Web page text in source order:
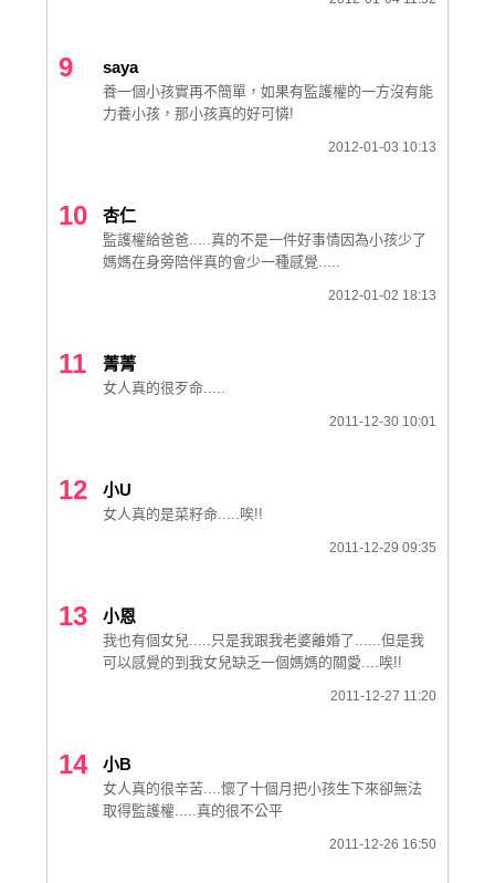
9 saya
養一個小孩實再不簡單，如果有監護權的一方沒有能
力養小孩，那小孩真的好可憐!
2012-01-03 10:13
10 杏仁
監護權給爸爸.....真的不是一件好事情因為小孩少了
媽媽在身旁陪伴真的會少一種感覺.....
2012-01-02 18:13
11 菁菁
女人真的很歹命.....
2011-12-30 10:01
12 小U
女人真的是菜籽命.....唉!!
2011-12-29 09:35
13 小恩
我也有個女兒.....只是我跟我老婆離婚了......但是我
可以感覺的到我女兒缺乏一個媽媽的關愛....唉!!
2011-12-27 11:20
14 小B
女人真的很辛苦....懷了十個月把小孩生下來卻無法
取得監護權.....真的很不公平
2011-12-26 16:50